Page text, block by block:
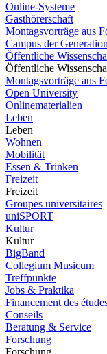
Online-Systeme
Gasthörerschaft
Montagsvorträge aus
Campus der
Öffentliche
Öffentliche
Montagsvorträge aus
Open University
Onlinematerialien
Leben
Leben
Wohnen
Mobilität
Essen & Trinken
Freizeit
Freizeit
Groupes universitaires
uniSPORT
Kultur
Kultur
BigBand
Collegium Musicum
Treffpunkte
Jobs & Praktika
Financement des
Conseils
Beratung & Service
Forschung
Forschung